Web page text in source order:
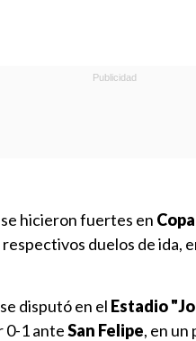
se hicieron fuertes en
respectivos duelos de ida,
disputó en el Estadio
0-1 anteSan Felipe, en un